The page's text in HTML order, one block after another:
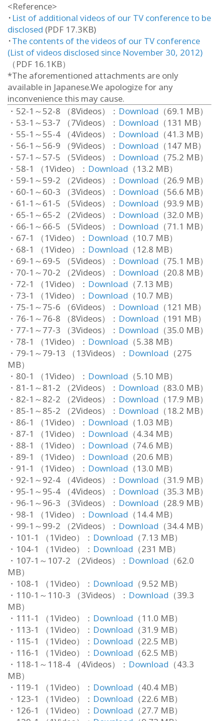
<Reference>
･ List of additional videos of our TV conference to be
disclosed (PDF 17.3KB)
･The contents of the videos of our TV conference
(List of videos disclosed since November 30, 2012)
（PDF 16.1KB）
*The aforementioned attachments are only
available in Japanese.We apologize for any
inconvenience this may cause.
・52-1～52-8 （8Videos）： Download （69.1 MB）
・53-1～53-7 （7Videos）： Download （131 MB）
・55-1～55-4 （4Videos）： Download （41.3 MB）
・56-1～56-9 （9Videos）： Download （147 MB）
・57-1～57-5 （5Videos）： Download （75.2 MB）
・58-1 （1Video）： Download （13.2 MB）
・59-1～59-2 （2Videos）： Download （26.9 MB）
・60-1～60-3 （3Videos）： Download （56.6 MB）
・61-1～61-5 （5Videos）： Download （93.9 MB）
・65-1～65-2 （2Videos）： Download （32.0 MB）
・66-1～66-5 （5Videos）： Download （71.1 MB）
・67-1 （1Video）： Download （10.7 MB）
・68-1 （1Video）： Download （12.8 MB）
・69-1～69-5 （5Videos）： Download （75.1 MB）
・70-1～70-2 （2Videos）： Download （20.8 MB）
・72-1 （1Video）： Download （7.13 MB）
・73-1 （1Video）： Download （10.7 MB）
・75-1～75-6 （6Videos）： Download （121 MB）
・76-1～76-8 （8Videos）： Download （191 MB）
・77-1～77-3 （3Videos）： Download （35.0 MB）
・78-1 （1Video）： Download （5.38 MB）
・79-1～79-13 （13Videos）： Download （275
MB）
・80-1 （1Video）： Download （5.10 MB）
・81-1～81-2 （2Videos）： Download （83.0 MB）
・82-1～82-2 （2Videos）： Download （17.9 MB）
・85-1～85-2 （2Videos）： Download （18.2 MB）
・86-1 （1Video）： Download （1.03 MB）
・87-1 （1Video）： Download （4.34 MB）
・88-1 （1Video）： Download （74.6 MB）
・89-1 （1Video）： Download （20.6 MB）
・91-1 （1Video）： Download （13.0 MB）
・92-1～92-4 （4Videos）： Download （31.9 MB）
・95-1～95-4 （4Videos）： Download （35.3 MB）
・96-1～96-3 （3Videos）： Download （28.9 MB）
・98-1 （1Video）： Download （14.4 MB）
・99-1～99-2 （2Videos）： Download （34.4 MB）
・101-1 （1Video）： Download （7.13 MB）
・104-1 （1Video）： Download （231 MB）
・107-1～107-2 （2Videos）： Download （62.0
MB）
・108-1 （1Video）： Download （9.52 MB）
・110-1～110-3 （3Videos）： Download （39.3
MB）
・111-1 （1Video）： Download （11.0 MB）
・113-1 （1Video）： Download （31.9 MB）
・115-1 （1Video）： Download （22.5 MB）
・116-1 （1Video）： Download （62.5 MB）
・118-1～118-4 （4Videos）： Download （43.3
MB）
・119-1 （1Video）： Download （40.4 MB）
・123-1 （1Video）： Download （22.6 MB）
・126-1 （1Video）： Download （27.7 MB）